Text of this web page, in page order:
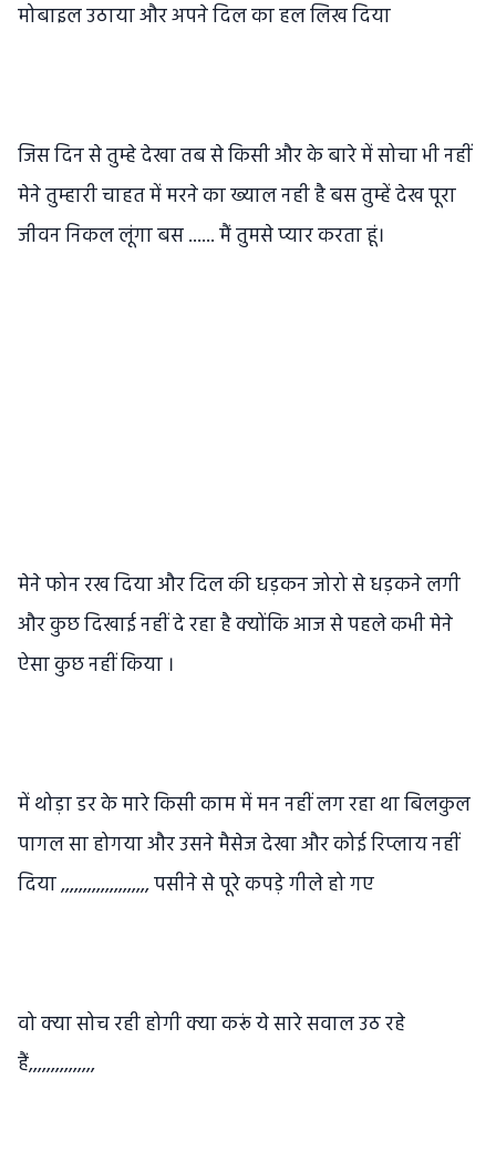
मोबाइल उठाया और अपने दिल का हल लिख दिया
जिस दिन से तुम्हे देखा तब से किसी और के बारे में सोचा भी नहीं
मेने तुम्हारी चाहत में मरने का ख्याल नही है बस तुम्हें देख पूरा
जीवन निकल लूंगा बस ...... मैं तुमसे प्यार करता हूं।
मेने फोन रख दिया और दिल की धड़कन जोरो से धड़कने लगी
और कुछ दिखाई नहीं दे रहा है क्योंकि आज से पहले कभी मेने
ऐसा कुछ नहीं किया ।
में थोड़ा डर के मारे किसी काम में मन नहीं लग रहा था बिलकुल
पागल सा होगया और उसने मैसेज देखा और कोई रिप्लाय नहीं
दिया ,,,,,,,,,,,,,,,,,,,, पसीने से पूरे कपड़े गीले हो गए
वो क्या सोच रही होगी क्या करूं ये सारे सवाल उठ रहे
हैं,,,,,,,,,,,,,,,